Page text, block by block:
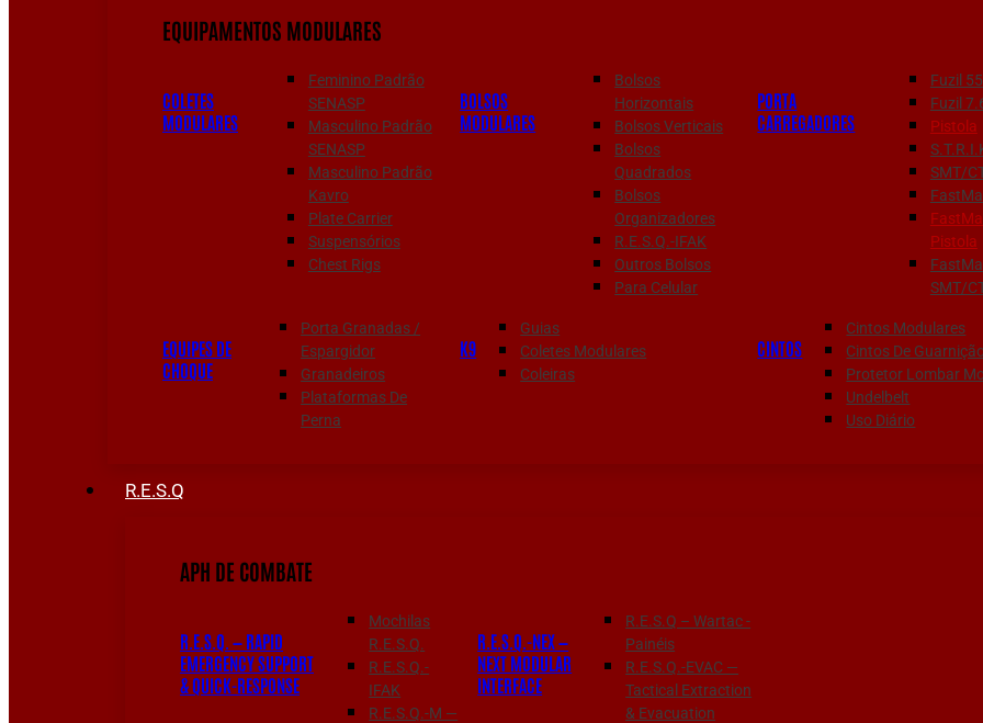
EQUIPAMENTOS MODULARES
COLETES
MODULARES
Feminino Padrão
SENASP
Masculino Padrão
SENASP
Masculino Padrão
Kavro
Plate Carrier
Suspensórios
Chest Rigs
BOLSOS
MODULARES
Bolsos
Horizontais
Bolsos Verticais
Bolsos
Quadrados
Bolsos
Organizadores
R.E.S.Q.-IFAK
Outros Bolsos
Para Celular
PORTA
CARREGADORES
Fuzil
Fuzil
Pistola
SMT/
Pistola
SMT/
EQUIPES DE
CHOQUE
Porta Granadas /
Espargidor
Granadeiros
Plataformas De
Perna
K9
Guias
Coletes Modulares
Coleiras
CINTOS
Cintos Modulares
Cintos De Guarnição
Protetor Lombar
Undelbelt
Uso Diário
R.E.S.Q
APH DE COMBATE
R.E.S.Q. — RAPID
EMERGENCY SUPPORT
& QUICK-RESPONSE
Mochilas
R.E.S.Q.
R.E.S.Q.-
IFAK
R.E.S.Q.-M —
R.E.S.Q.-NEX —
NEXT MODULAR
INTERFACE
R.E.S.Q – Wartac -
Painéis
R.E.S.Q.-EVAC —
Tactical Extraction
& Evacuation